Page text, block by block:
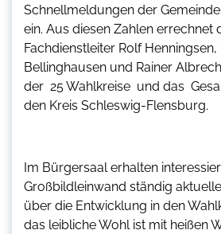
Schnellmeldungen der
ein. Aus diesen Zahlen errechnet
Fachdienstleiter Rolf Henningsen,
Bellinghausen und Rainer
der 25 Wahlkreise und das
den Kreis Schleswig-Flensburg.
Im Bürgersaal erhalten
Großbildleinwand ständig
über die Entwicklung in den
das leibliche Wohl ist mit heißen